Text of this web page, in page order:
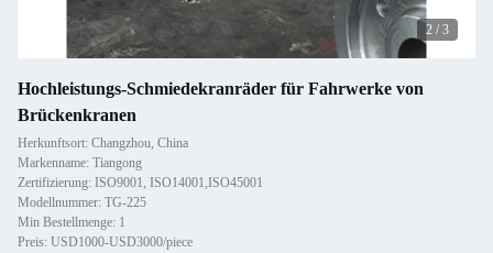
2 / 3
Hochleistungs-Schmiedekranräder für Fahrwerke von
Brückenkranen
Herkunftsort: Changzhou, China
Markenname: Tiangong
Zertifizierung: ISO9001, ISO14001,ISO45001
Modellnummer: TG-225
Min Bestellmenge: 1
Preis: USD1000-USD3000/piece